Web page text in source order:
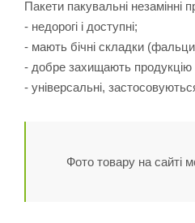
Пакети пакувальні незамінні
- недорогі і доступні;
- мають бічні складки
- добре захищають продукцію
- універсальні,
Фото товару на сайті